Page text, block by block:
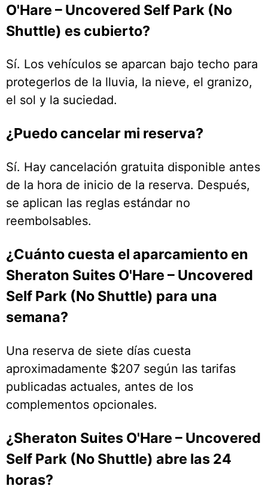
O'Hare – Uncovered Self Park (No
Shuttle) es cubierto?
Sí. Los vehículos se aparcan bajo techo para
protegerlos de la lluvia, la nieve, el granizo,
el sol y la suciedad.
¿Puedo cancelar mi reserva?
Sí. Hay cancelación gratuita disponible antes
de la hora de inicio de la reserva. Después,
se aplican las reglas estándar no
reembolsables.
¿Cuánto cuesta el aparcamiento en
Sheraton Suites O'Hare – Uncovered
Self Park (No Shuttle) para una
semana?
Una reserva de siete días cuesta
aproximadamente $207 según las tarifas
publicadas actuales, antes de los
complementos opcionales.
¿Sheraton Suites O'Hare – Uncovered
Self Park (No Shuttle) abre las 24
horas?